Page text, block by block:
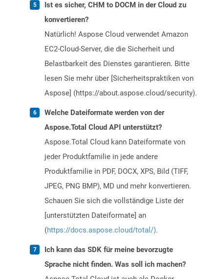
Ist es sicher, CHM to DOCM in der Cloud zu
konvertieren?
Natürlich! Aspose Cloud verwendet Amazon
EC2-Cloud-Server, die die Sicherheit und
Belastbarkeit des Dienstes garantieren. Bitte
lesen Sie mehr über [Sicherheitspraktiken von
Aspose] (https://about.aspose.cloud/security).
Welche Dateiformate werden von der
Aspose.Total Cloud API unterstützt?
Aspose.Total Cloud kann Dateiformate von
jeder Produktfamilie in jede andere
Produktfamilie in PDF, DOCX, XPS, Bild (TIFF,
JPEG, PNG BMP), MD und mehr konvertieren.
Schauen Sie sich die vollständige Liste der
[unterstützten Dateiformate] an
(https://docs.aspose.cloud/total/).
Ich kann das SDK für meine bevorzugte
Sprache nicht finden. Was soll ich machen?